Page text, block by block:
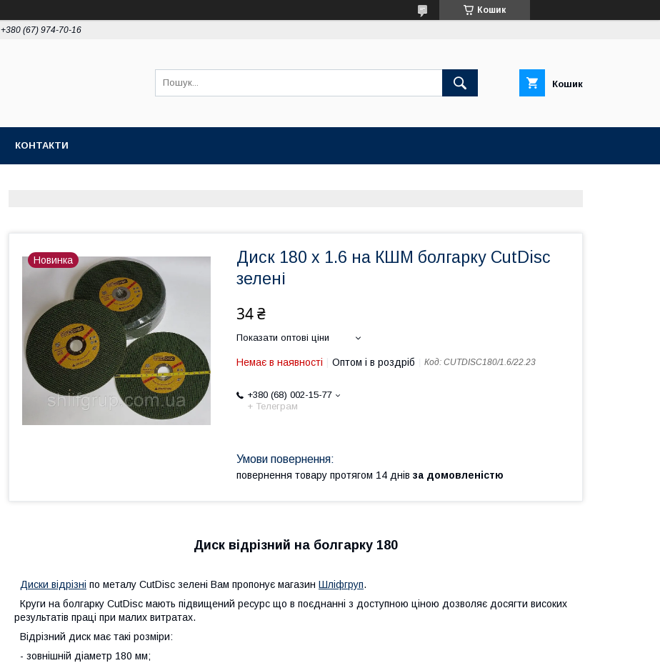
Кошик
+380 (67) 974-70-16
Кошик
КОНТАКТИ
Новинка
Диск 180 х 1.6 на КШМ болгарку CutDisc
зелені
34 ₴
Показати оптові ціни
Немає в наявності Оптом і в роздріб Код: CUTDISC180/1.6/22.23
+380 (68) 002-15-77
+ Телеграм
повернення товару протягом 14 днів за домовленістю
Диск відрізний на болгарку 180
Диски відрізні по металу CutDisc зелені Вам пропонує магазин Шліфгруп.
Круги на болгарку CutDisc мають підвищений ресурс що в поєднанні з доступною ціною дозволяє досягти високих
результатів праці при малих витратах.
Відрізний диск має такі розміри:
- зовнішній діаметр 180 мм;